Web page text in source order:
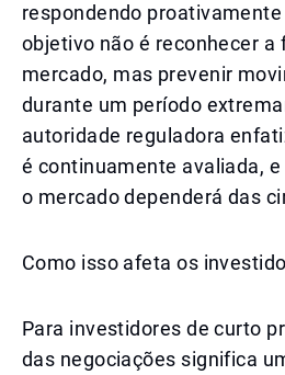
respondendo proativamente
objetivo não é reconhecer a
mercado, mas prevenir
durante um período
autoridade reguladora
é continuamente avaliada,
o mercado dependerá das
Como isso afeta os
Para investidores de curto
das negociações significa